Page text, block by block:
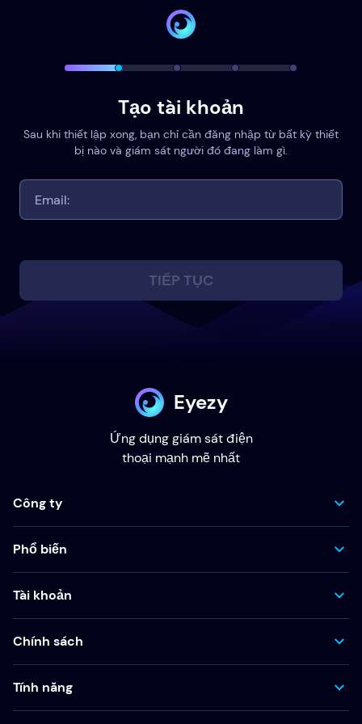
Tạo tài khoản
Sau khi thiết lập xong, bạn chỉ cần đăng nhập từ bất kỳ thiết
bị nào và giám sát người đó đang làm gì.
TIẾP TỤC
Eyezy
Ứng dụng giám sát điện
thoại mạnh mẽ nhất
Công ty
Phổ biến
Tài khoản
Chính sách
Tính năng